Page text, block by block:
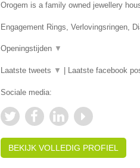
Orogem is a family owned jewellery
Engagement Rings, Verlovingsringen,
Openingstijden ▼
Laatste tweets ▼ Laatste facebook
Sociale media:
BEKIJK VOLLEDIG PROFIEL